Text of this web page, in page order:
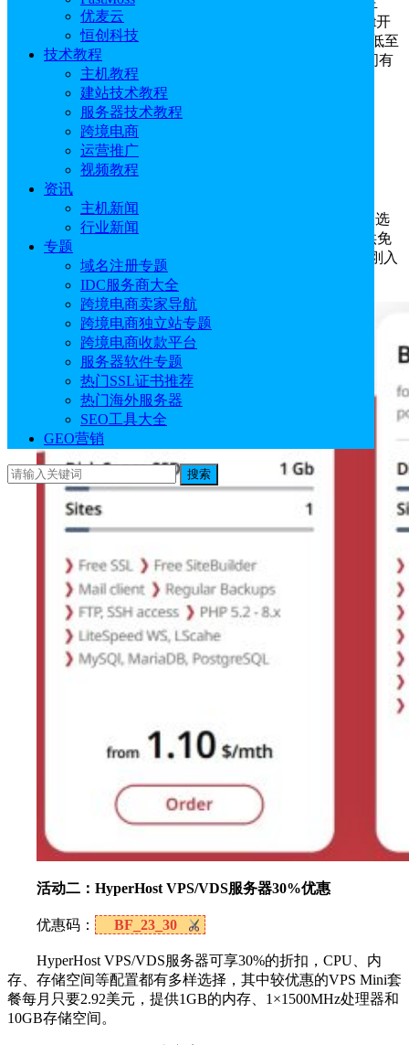
优麦云
恒创科技
技术教程
主机教程
建站技术教程
服务器技术教程
跨境电商
运营推广
视频教程
资讯
主机新闻
行业新闻
专题
域名注册专题
IDC服务商大全
跨境电商卖家导航
跨境电商独立站专题
跨境电商收款平台
服务器软件专题
热门SSL证书推荐
热门海外服务器
SEO工具大全
GEO营销
搜索
机、VPS主机、服务器和域名注册等业务。今天HyperHost开
启了黑色星期五促销活动，虚拟主机享90%的折扣，价格低至
$1.1/月起，VPS/VDS服务器7折，每月只需2.92美元，时间有
限，仅限一天，快来抢购吧！
活动地址：HyperHost官网
活动一：HyperHost虚拟主机90%优惠
优惠码：
HyperHost虚拟主机可享90%的折扣，提供了多种租用选
择，其中Mini方案支持搭建1个网站，1GB磁盘空间，提供免
费SSL证书和网站建设工具，价格仅需$1.1/月，非常适合刚入
活动二：HyperHost VPS/VDS服务器30%优惠
优惠码： BF_23_30
HyperHost VPS/VDS服务器可享30%的折扣，CPU、内
存、存储空间等配置都有多样选择，其中较优惠的VPS Mini套
餐每月只要2.92美元，提供1GB的内存、1×1500MHz处理器和
10GB存储空间。